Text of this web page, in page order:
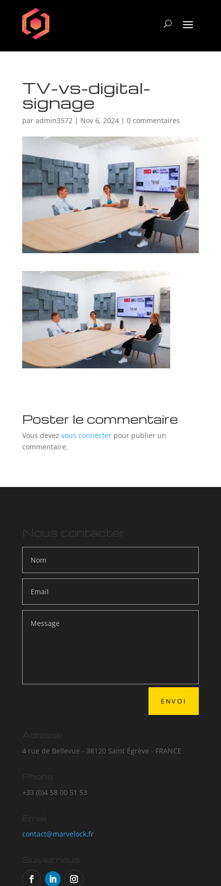
TV-vs-digital-
signage
par admin3572| Nov 6, 2024| 0 commentaires
Poster le commentaire
Vous devez vous connecterpour publier un
commentaire.
ENVOI
4 rue de Bellevue - 38120 Saint Égrève - FRANCE
+33 (0)4 58 00 51 53
contact@marvelock.fr